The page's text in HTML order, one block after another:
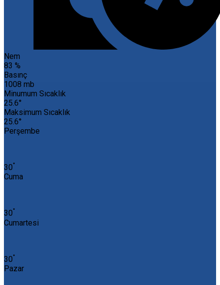
Nem
83 %
Basınç
1008 mb
Minumum Sıcaklık
25.6°
Maksimum Sıcaklık
25.6°
Perşembe
30°
Cuma
30°
Cumartesi
30°
Pazar